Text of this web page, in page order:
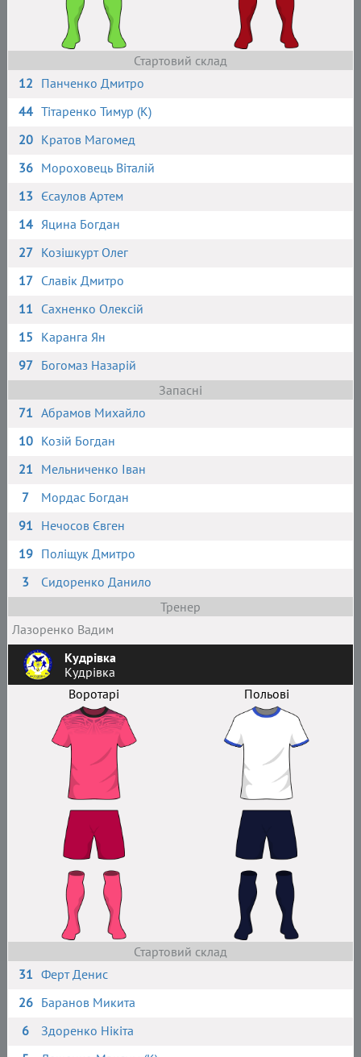
Стартовий склад
12 Панченко Дмитро
44 Тітаренко Тимур (К)
20 Кратов Магомед
36 Мороховець Віталій
13 Єсаулов Артем
14 Яцина Богдан
27 Козішкурт Олег
17 Славік Дмитро
11 Сахненко Олексій
15 Каранга Ян
97 Богомаз Назарій
Запасні
71 Абрамов Михайло
10 Козій Богдан
21 Мельниченко Іван
7
Мордас Богдан
91 Нечосов Євген
19 Поліщук Дмитро
3
Сидоренко Данило
Тренер
Лазоренко Вадим
Кудрівка
Кудрівка
Воротарі
Польові
Стартовий склад
31 Ферт Денис
26 Баранов Микита
6
Здоренко Нікіта